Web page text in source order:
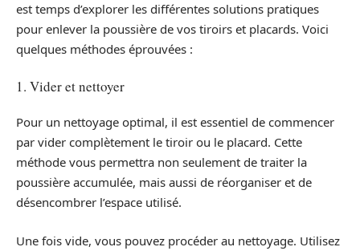
est temps d’explorer les différentes solutions pratiques
pour enlever la poussière de vos tiroirs et placards. Voici
quelques méthodes éprouvées :
1. Vider et nettoyer
Pour un nettoyage optimal, il est essentiel de commencer
par vider complètement le tiroir ou le placard. Cette
méthode vous permettra non seulement de traiter la
poussière accumulée, mais aussi de réorganiser et de
désencombrer l’espace utilisé.
Une fois vide, vous pouvez procéder au nettoyage. Utilisez